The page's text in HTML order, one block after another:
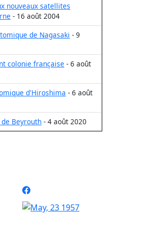
nouveaux satellites
- 16 août 2004
de Nagasaki - 9
colonie française - 6 août
d'Hiroshima - 6 août
Beyrouth - 4 août 2020